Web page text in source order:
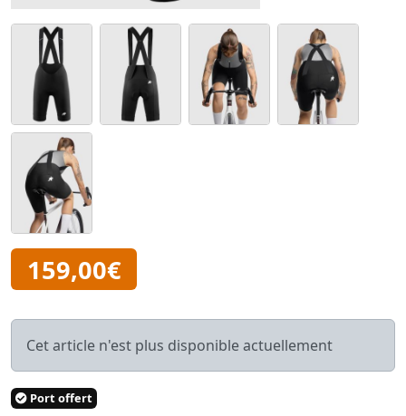
159,00€
Cet article n'est plus disponible actuellement
Port offert